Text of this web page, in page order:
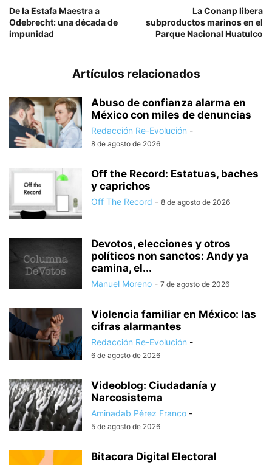
De la Estafa Maestra a
Odebrecht: una década de
impunidad
La Conanp libera
subproductos marinos en el
Parque Nacional Huatulco
Artículos relacionados
Abuso de confianza alarma en
México con miles de denuncias
Redacción Re-Evolución -
8 de agosto de 2026
Off the Record: Estatuas, baches
y caprichos
Off The Record - 8 de agosto de 2026
Devotos, elecciones y otros
políticos non sanctos: Andy ya
camina, el...
Manuel Moreno - 7 de agosto de 2026
Violencia familiar en México: las
cifras alarmantes
Redacción Re-Evolución -
6 de agosto de 2026
Videoblog: Ciudadanía y
Narcosistema
Aminadab Pérez Franco -
5 de agosto de 2026
Bitacora Digital Electoral